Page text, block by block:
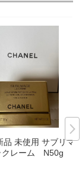
品 未使用 サブリマ
レーム N50g